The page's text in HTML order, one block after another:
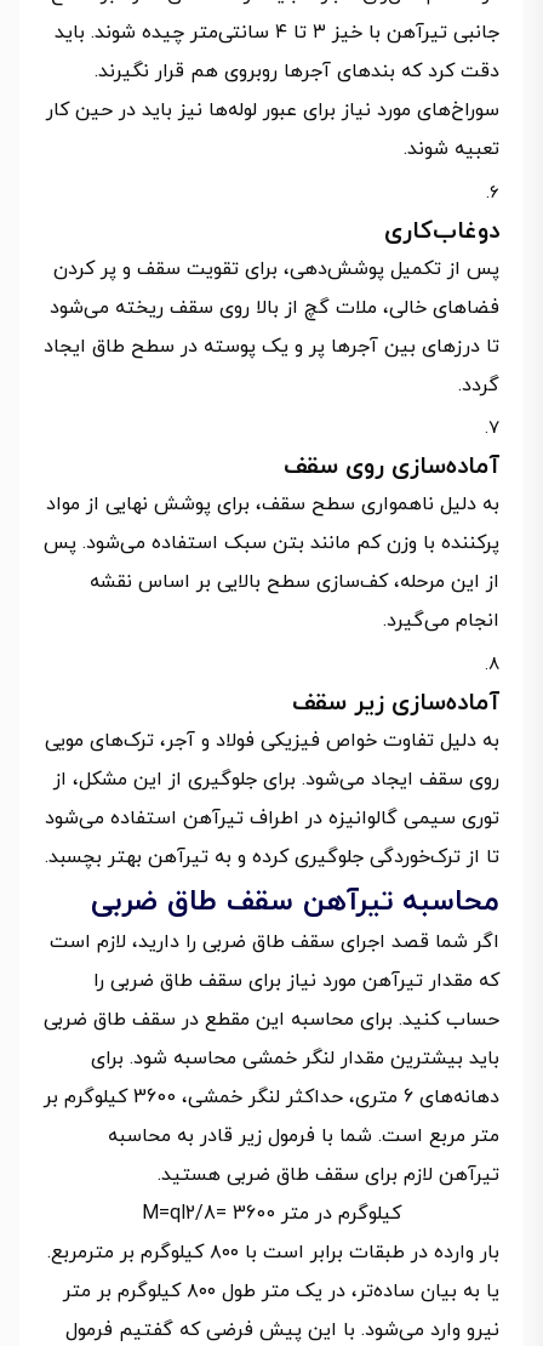
جانبی تیرآهن با خیز ۳ تا ۴ سانتی‌متر چیده شوند. باید
دقت کرد که بندهای آجرها روبروی هم قرار نگیرند.
سوراخ‌های مورد نیاز برای عبور لوله‌ها نیز باید در حین کار
تعبیه شوند.
دوغاب‌کاری
پس از تکمیل پوشش‌دهی، برای تقویت سقف و پر کردن
فضاهای خالی، ملات گچ از بالا روی سقف ریخته می‌شود
تا درزهای بین آجرها پر و یک پوسته در سطح طاق ایجاد
گردد.
آماده‌سازی روی سقف
به دلیل ناهمواری سطح سقف، برای پوشش نهایی از مواد
پرکننده با وزن کم مانند بتن سبک استفاده می‌شود. پس
از این مرحله، کف‌سازی سطح بالایی بر اساس نقشه
انجام می‌گیرد.
آماده‌سازی زیر سقف
به دلیل تفاوت خواص فیزیکی فولاد و آجر، ترک‌های مویی
روی سقف ایجاد می‌شود. برای جلوگیری از این مشکل، از
توری سیمی گالوانیزه در اطراف تیرآهن استفاده می‌شود
تا از ترک‌خوردگی جلوگیری کرده و به تیرآهن بهتر بچسبد.
محاسبه تیرآهن سقف طاق ضربی
اگر شما قصد اجرای سقف طاق ضربی را دارید، لازم است
که مقدار تیرآهن مورد نیاز برای سقف طاق ضربی را
حساب کنید. برای محاسبه این مقطع در سقف طاق ضربی
باید بیشترین مقدار لنگر خمشی محاسبه شود. برای
دهانه‌های 6 متری، حداکثر لنگر خمشی، 3600 کیلوگرم بر
متر مربع است. شما با فرمول زیر قادر به محاسبه
تیرآهن لازم برای سقف طاق ضربی هستید.
کیلوگرم در متر 3600 =8/M=ql2
بار وارده در طبقات برابر است با ۸۰۰ کیلوگرم بر مترمربع.
یا به بیان ساده‌تر، در یک متر طول ۸۰۰ کیلوگرم بر متر
نیرو وارد می‌شود. با این پیش فرضی که گفتیم فرمول